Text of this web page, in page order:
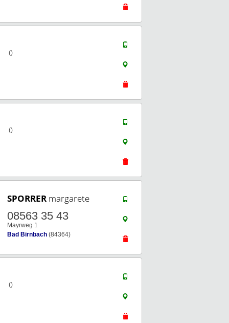
()
()
SPORRER margarete
08563 35 43
Mayrweg 1
Bad Birnbach (84364)
()